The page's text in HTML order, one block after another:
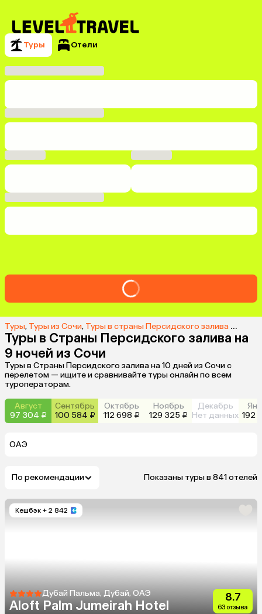
Туры Отели
Туры, Туры из Сочи, Туры в страны Персидского залива из Сочи
Туры в Страны Персидского залива на
9 ночей из Сочи
Туры в Страны Персидского залива на 10 дней из Сочи с
перелетом — ищите и сравнивайте туры онлайн по всем
туроператорам.
Август
97 304 ₽
Сентябрь
100 584 ₽
Октябрь
112 698 ₽
Ноябрь
129 325 ₽
Декабрь
Нет данных 192
ОАЭ
По рекомендации Показаны туры в 841 отелей
Кешбэк + 2 842
Дубай Пальма, Дубай, ОАЭ
Aloft Palm Jumeirah Hotel
8.7
63 отзыва